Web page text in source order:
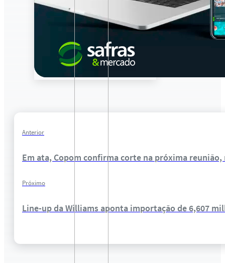
Anterior
Em ata, Copom confirma corte na próxima
Próximo
Line-up da Williams aponta importação de 6,607